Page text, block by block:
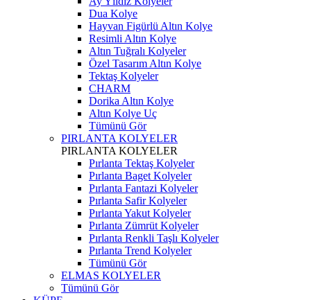
Dua Kolye
Hayvan Figürlü Altın Kolye
Resimli Altın Kolye
Altın Tuğralı Kolyeler
Özel Tasarım Altın Kolye
Tektaş Kolyeler
CHARM
Dorika Altın Kolye
Altın Kolye Uç
Tümünü Gör
PIRLANTA KOLYELER
PIRLANTA KOLYELER
Pırlanta Tektaş Kolyeler
Pırlanta Baget Kolyeler
Pırlanta Fantazi Kolyeler
Pırlanta Safir Kolyeler
Pırlanta Yakut Kolyeler
Pırlanta Zümrüt Kolyeler
Pırlanta Renkli Taşlı Kolyeler
Pırlanta Trend Kolyeler
Tümünü Gör
ELMAS KOLYELER
Tümünü Gör